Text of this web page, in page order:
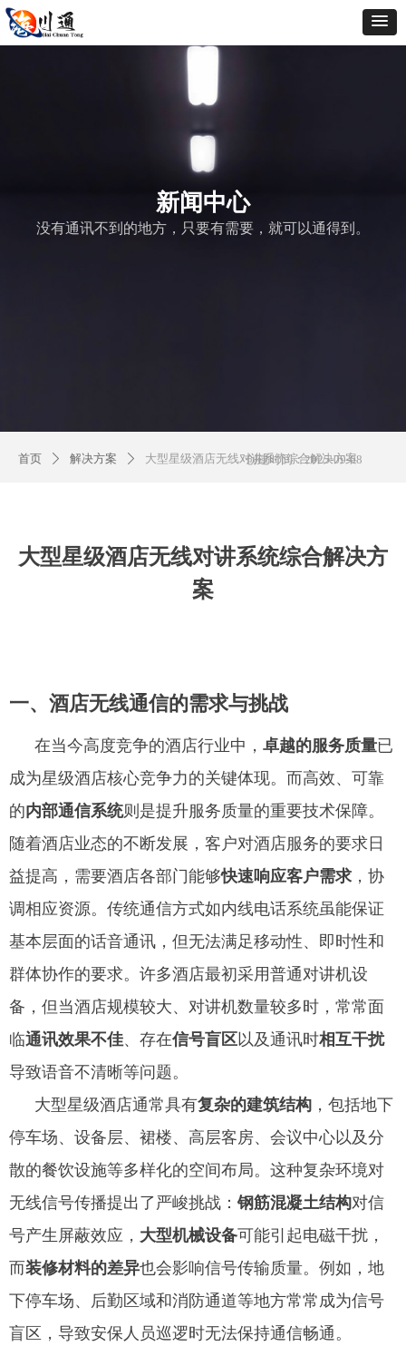
大型星级酒店无线对讲系统综合解决方
案
一、 酒店无线通信的需求与挑战
在当今高度竞争的酒店行业中， 卓越的服务质量已
成为星级酒店核心竞争力的关键体现。而高效、可靠
的内部通信系统则是提升服务质量的重要技术保障。
随着酒店业态的不断发展，客户对酒店服务的要求日
益提高，需要酒店各部门能够快速响应客户需求 ，协
调相应资源。传统通信方式如内线电话系统虽能保证
基本层面的话音通讯，但无法满足移动性、即时性和
群体协作的要求。许多酒店最初采用普通对讲机设
备，但当酒店规模较大、对讲机数量较多时，常常面
临通讯效果不佳、存在信号盲区以及通讯时相互干扰
导致语音不清晰等问题。
大型星级酒店通常具有复杂的建筑结构 ，包括地下
停车场、设备层、裙楼、高层客房、会议中心以及分
散的餐饮设施等多样化的空间布局。这种复杂环境对
无线信号传播提出了严峻挑战：钢筋混凝土结构对信
号产生屏蔽效应， 大型机械设备可能引起电磁干扰，
而装修材料的差异也会影响信号传输质量。例如，地
下停车场、后勤区域和消防通道等地方常常成为信号
盲区，导致安保人员巡逻时无法保持通信畅通。
首页 ꄲ 解决方案 ꄲ 大型星级酒店无线对讲系统综合解决方案
创建时间：2025-09-08
新闻中心
没有通讯不到的地方，只要有需要，就可以通得到。